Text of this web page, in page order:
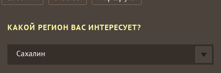
КАКОЙ РЕГИОН ВАС ИНТЕРЕСУЕТ?
Сахалин